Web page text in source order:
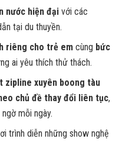
nước hiện đạivới các
tại du thuyền.
riêng cho trẻ emcùng bức
ai yêu thích thử thách.
zipline xuyên boong tàu
chủ đề thay đổi liên tục,
mỗi ngày.
trình diễn những show nghệ